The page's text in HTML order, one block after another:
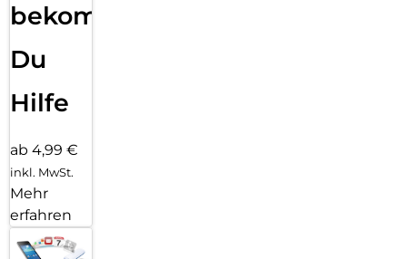
bekommst
Du
Hilfe
ab 4,99 €
inkl. MwSt.
Mehr
erfahren